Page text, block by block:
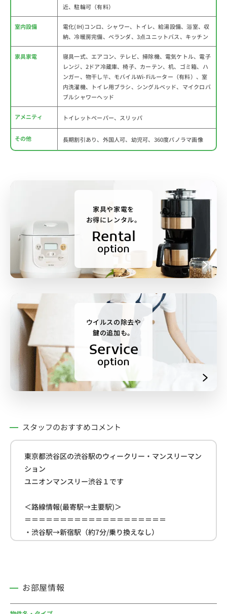
近、駐輪可（有料）
室内設備
電化(IH)コンロ、シャワー、トイレ、給湯設備、浴室、収
納、冷暖房完備、ベランダ、3点ユニットバス、キッチン
家具家電
寝具一式、エアコン、テレビ、掃除機、電気ケトル、電子
レンジ、2ドア冷蔵庫、椅子、カーテン、机、ゴミ箱、ハ
ンガー、物干し竿、モバイルWi-Fiルーター（有料）、室
内洗濯機、トイレ用ブラシ、シングルベッド、マイクロバ
ブルシャワーヘッド
アメニティ トイレットペーパー、スリッパ
その他 長期割引あり、外国人可、幼児可、360度パノラマ画像
家具や家電を
お得にレンタル。
Rental
option
ウイルスの除去や
鍵の追加も。
Service
option
スタッフのおすすめコメント
東京都渋谷区の渋谷駅のウィークリー・マンスリーマン
ション
ユニオンマンスリー渋谷１です
＜路線情報(最寄駅→主要駅)＞
＝＝＝＝＝＝＝＝＝＝＝＝＝＝＝＝＝＝＝＝
・渋谷駅→新宿駅（約7分/乗り換えなし）
・渋谷駅→品川駅（約14分/乗り換えなし）
＜物件周辺情報＞
お部屋情報